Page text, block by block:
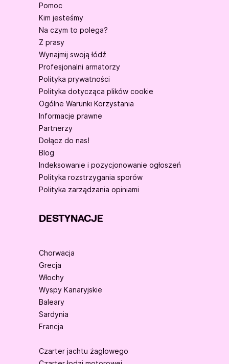
Pomoc
Kim jesteśmy
Na czym to polega?
Z prasy
Wynajmij swoją łódź
Profesjonalni armatorzy
Polityka prywatności
Polityka dotycząca plików cookie
Ogólne Warunki Korzystania
Informacje prawne
Partnerzy
Dołącz do nas!
Blog
Indeksowanie i pozycjonowanie ogłoszeń
Polityka rozstrzygania sporów
Polityka zarządzania opiniami
DESTYNACJE
Chorwacja
Grecja
Włochy
Wyspy Kanaryjskie
Baleary
Sardynia
Francja
Czarter jachtu żaglowego